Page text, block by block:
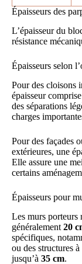
Épaisseurs des
L’épaisseur du
résistance
Épaisseurs selon
Pour des cloisons
épaisseur
des séparations
charges
Pour des façades
extérieures, une
Elle assure une
certains
Épaisseurs pour
Les murs porteurs
généralement 20
spécifiques,
ou des structures
jusqu’à 35 cm.